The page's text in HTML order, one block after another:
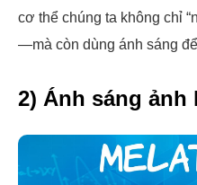
cơ thể chúng ta không chỉ
—mà còn dùng ánh sáng để
2) Ánh sáng